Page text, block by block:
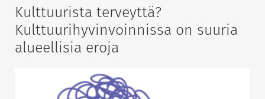
Kulttuurista terveyttä?
Kulttuurihyvinvoinnissa on suuria
alueellisia eroja